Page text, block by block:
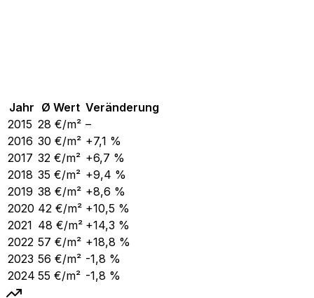
Jahr Ø Wert Veränderung
2015 28 €/m² –
2016 30 €/m² +7,1 %
2017 32 €/m² +6,7 %
2018 35 €/m² +9,4 %
2019 38 €/m² +8,6 %
2020 42 €/m² +10,5 %
2021 48 €/m² +14,3 %
2022 57 €/m² +18,8 %
2023 56 €/m² -1,8 %
2024 55 €/m² -1,8 %